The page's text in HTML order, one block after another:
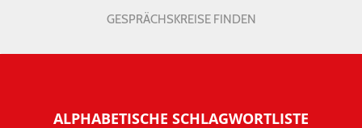
GESPRÄCHSKREISE FINDEN
ALPHABETISCHE SCHLAGWORTLISTE